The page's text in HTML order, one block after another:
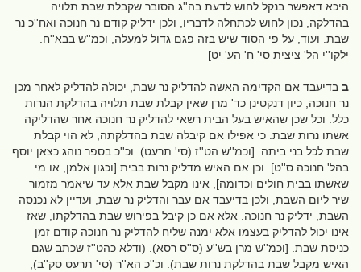
היכא דאפשר בנקל לחוש לדעת בה''ג הסובר שקבלת שבת תלויה
בהדלקה, נכון לחוש לכתחלה לדבריו, ולכן ידליק קודם נר חנוכה ואח''כ נר
שבת. ועוד, על פי הסוד שיש בזה פגם גדול למעלה, וכמ''ש בבא''ח.
ילקו''י הל' ציצית סי' ח' הע' יט]
ב בדיעבד אם הקדימה האשה להדליק נר שבת, יכולה להדליק לאחר מכן
נר חנוכה, כיון דנקטינן כד' מרן שאין קבלת שבת תלויה בהדלקת הנרות
כלל. וכל שכן שהאיש בעל הבית רשאי להדליק נר חנוכה אחר שהדליקה
אשתו נרות שבת. כי אפילו אם קיבלה שבת בהדלקתה, לא הוי קבלת
שבת לכל בני ביתה. [וכמ''ש הט''ז (סי' תרעט). וכ''כ בספר נוהג כצאן יוסף
בהל' חנוכה ס''ט]. וכן אם האיש מדליק נרות בבית [וכגון אלמן, או מי
שאשתו בבית חולים וכדומה], אינו מקבל שבת אלא עד שיאמר מזמור
שיר ליום השבת, ולכן בדיעבד אם עבר והדליק נר שבת, ועדיין לא נכנסה
השבת, ידליק נר חנוכה. אלא אם כן קיבל בפירוש שבת בהדלקתו, שאז
אינו יכול להדליק בעצמו אלא ימנה שליח להדליק נר חנוכה קודם זמן
כניסת שבת. [וכמ''ש מרן בש''ע (ס''ס רסא). (ודלא כהט''ז שכתב שגם
האיש מקבל שבת בהדלקת נרות שבת). וכ''כ הא''ר (סי' תרעט סק''ב),